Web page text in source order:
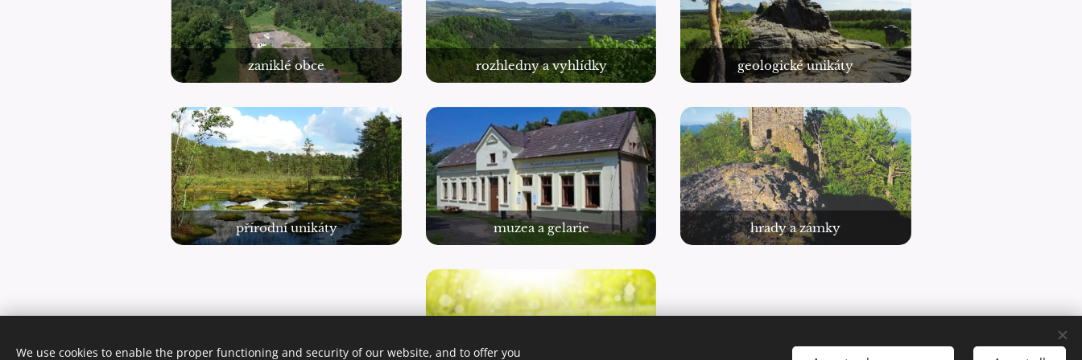
zaniklé obce rozhledny a vyhlídky geologické unikáty
přírodní unikáty muzea a gelarie hrady a zámky
We use cookies to enable the proper functioning and security of our website, and to offer you